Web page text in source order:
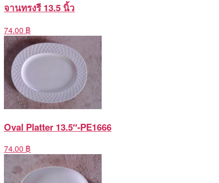
จานทรงรี 13.5 นิ้ว
74.00 ฿
Oval Platter 13.5″-PE1666
74.00 ฿